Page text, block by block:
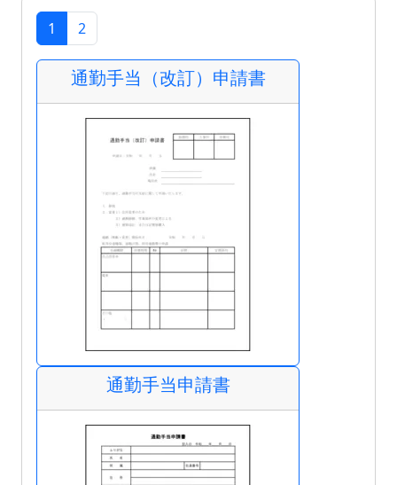
1 2
通勤手当（改訂）申請書
通勤手当申請書